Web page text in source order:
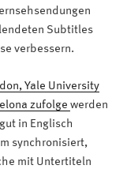
Subtitles
verbessern.
Yale University
zufolge werden
in Englisch
synchronisiert,
mit Untertiteln